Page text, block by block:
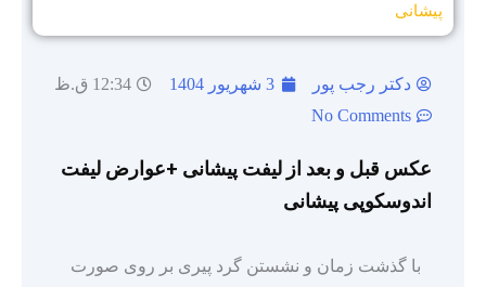
پیشانی
دکتر رجب پور 3 شهریور 1404
12:34 ق.ظ
No Comments
عکس قبل و بعد از لیفت پیشانی +عوارض لیفت
اندوسکوپی پیشانی
با گذشت زمان و نشستن گرد پیری بر روی صورت